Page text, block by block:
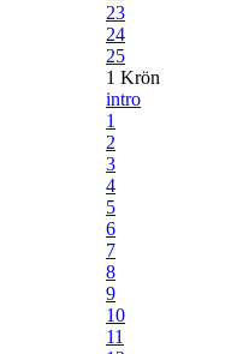
23
24
25
1 Krön
intro
1
2
3
4
5
6
7
8
9
10
11